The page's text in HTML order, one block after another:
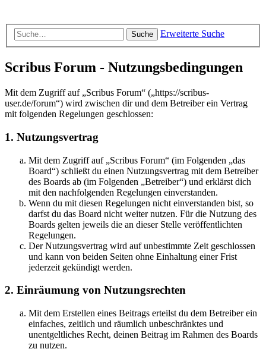
Suche Erweiterte Suche
Scribus Forum - Nutzungsbedingungen
Mit dem Zugriff auf „Scribus Forum“ („https://scribus-
user.de/forum“) wird zwischen dir und dem Betreiber ein Vertrag
mit folgenden Regelungen geschlossen:
1. Nutzungsvertrag
Mit dem Zugriff auf „Scribus Forum“ (im Folgenden „das
Board“) schließt du einen Nutzungsvertrag mit dem Betreiber
des Boards ab (im Folgenden „Betreiber“) und erklärst dich
mit den nachfolgenden Regelungen einverstanden.
Wenn du mit diesen Regelungen nicht einverstanden bist, so
darfst du das Board nicht weiter nutzen. Für die Nutzung des
Boards gelten jeweils die an dieser Stelle veröffentlichten
Regelungen.
Der Nutzungsvertrag wird auf unbestimmte Zeit geschlossen
und kann von beiden Seiten ohne Einhaltung einer Frist
jederzeit gekündigt werden.
2. Einräumung von Nutzungsrechten
Mit dem Erstellen eines Beitrags erteilst du dem Betreiber ein
einfaches, zeitlich und räumlich unbeschränktes und
unentgeltliches Recht, deinen Beitrag im Rahmen des Boards
zu nutzen.